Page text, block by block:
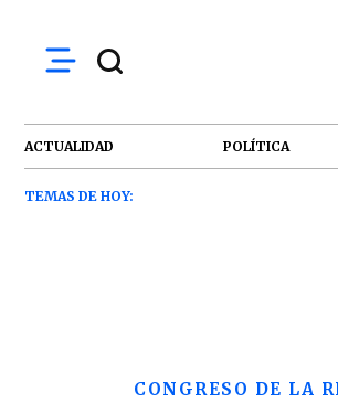
ACTUALIDAD POLÍTICA
TEMAS DE HOY:
CONGRESO DE LA